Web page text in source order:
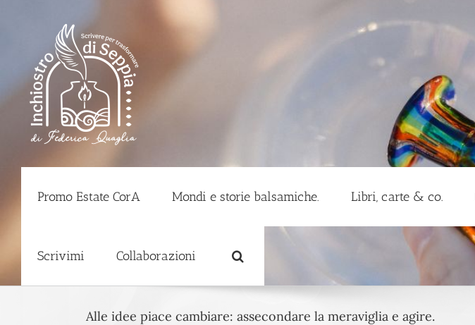
contenuto
Promo Estate CorA Mondi e storie balsamiche. Libri, carte & co.
Scrivimi Collaborazioni
Alle idee piace cambiare: assecondare la meraviglia e agire.